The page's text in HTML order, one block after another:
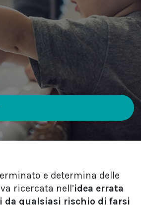
e determina delle
ricercata nell’idea errata
da qualsiasi rischio di farsi